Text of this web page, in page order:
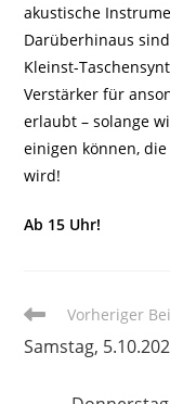
akustische
Darüberhinaus
Kleinst-
Verstärker für
erlaubt – solange
einigen können,
wird!
Ab 15 Uhr!
Weitere
ansehen
Vorheriger
Samstag,